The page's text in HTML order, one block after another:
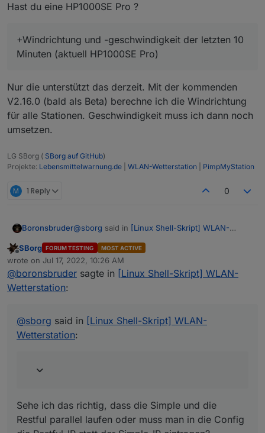
Hast du eine HP1000SE Pro ?
+Windrichtung und -geschwindigkeit der letzten 10
Minuten (aktuell HP1000SE Pro)
Nur die unterstützt das derzeit. Mit der kommenden
V2.16.0 (bald als Beta) berechne ich die Windrichtung
für alle Stationen. Geschwindigkeit muss ich dann noch
umsetzen.
LG SBorg ( SBorg auf GitHub)
Projekte: Lebensmittelwarnung.de WLAN-Wetterstation PimpMyStation
M 1 Reply 0
Boronsbruder@sborg said in [Linux Shell-Skript] WLAN-
Mit diesem Update unterstützt der
ws_updater zukünftig die Rest-API.
Sehe ich das richtig, dass die Simple und die
eintragen?
Offline
SBorg FORUM TESTING MOST ACTIVE
wrote on Jul 17, 2022, 10:26 AM
last edited by
@boronsbruder sagte in [Linux Shell-Skript] WLAN-
Wetterstation:
@sborg said in [Linux Shell-Skript] WLAN-
Wetterstation:
Sehe ich das richtig, dass die Simple und die
Restful parallel laufen oder muss man in die Config